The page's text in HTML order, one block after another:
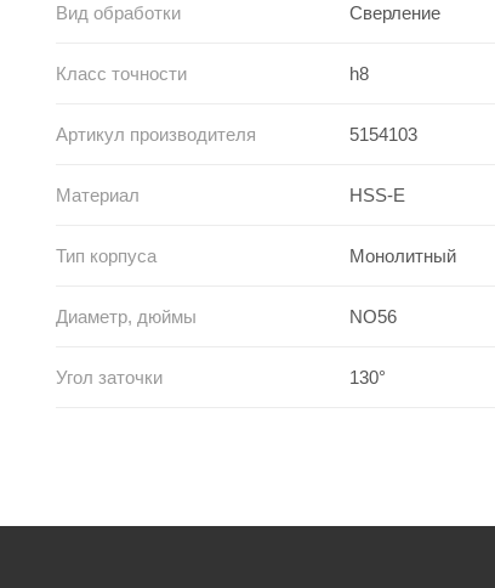
Вид обработки Сверление
Класс точности h8
Артикул производителя 5154103
Материал HSS-E
Тип корпуса Монолитный
Диаметр, дюймы NO56
Угол заточки 130°